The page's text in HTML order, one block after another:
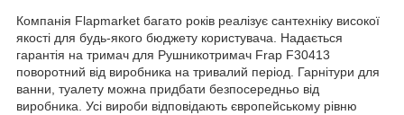
Компанія Flapmarket багато років реалізує сантехніку високої
якості для будь-якого бюджету користувача. Надається
гарантія на тримач для Рушникотримач Frap F30413
поворотний від виробника на тривалий період. Гарнітури для
ванни, туалету можна придбати безпосередньо від
виробника. Усі вироби відповідають європейському рівню